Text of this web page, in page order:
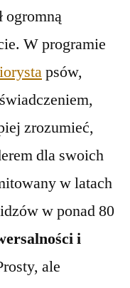
ogromną
W programie
psów,
zrozumieć,
dla swoich
w latach
w ponad 80
i
ale